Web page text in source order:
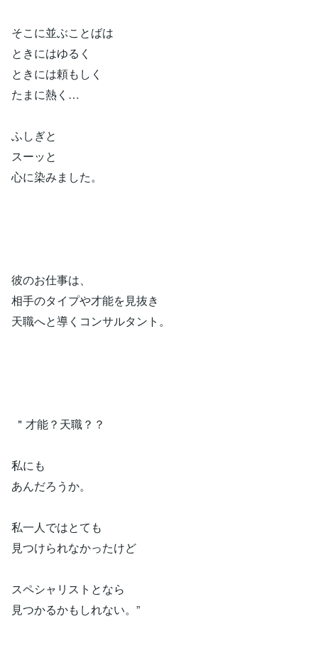
そこに並ぶことばは
ときにはゆるく
ときには頼もしく
たまに熱く…
ふしぎと
スーッと
心に染みました。
彼のお仕事は、
相手のタイプや才能を見抜き
天職へと導くコンサルタント。
＂才能？天職？？
私にも
あんだろうか。
私一人ではとても
見つけられなかったけど
スペシャリストとなら
見つかるかもしれない。”